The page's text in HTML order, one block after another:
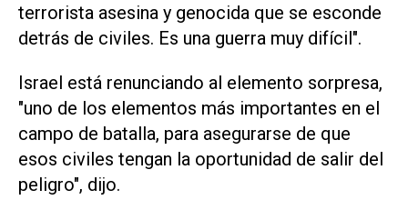
terrorista asesina y genocida que se esconde
detrás de civiles. Es una guerra muy difícil".
Israel está renunciando al elemento sorpresa,
"uno de los elementos más importantes en el
campo de batalla, para asegurarse de que
esos civiles tengan la oportunidad de salir del
peligro", dijo.